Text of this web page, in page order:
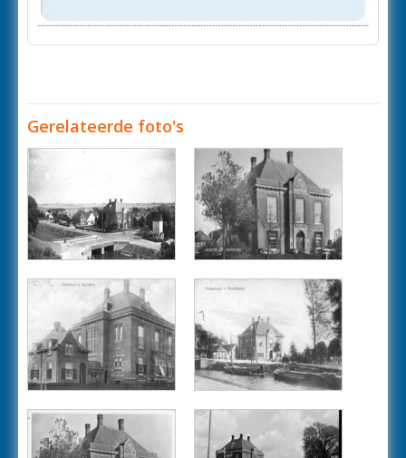
Gerelateerde foto's